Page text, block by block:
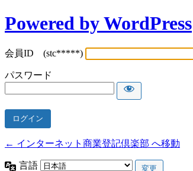
Powered by WordPress
会員ID (stc*****)
パスワード
← インターネット商業登記倶楽部 へ移動
言語